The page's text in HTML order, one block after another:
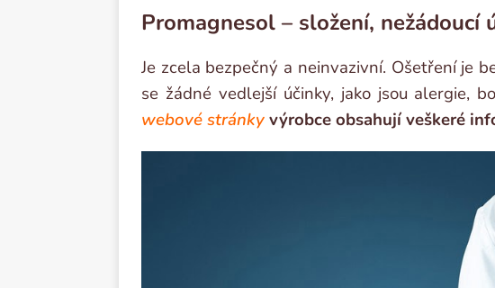
Promagnesol – složení, nežádoucí
Je zcela bezpečný a neinvazivní. Ošetření je
se žádné vedlejší účinky, jako jsou alergie,
webové stránkyvýrobce obsahují veškeré